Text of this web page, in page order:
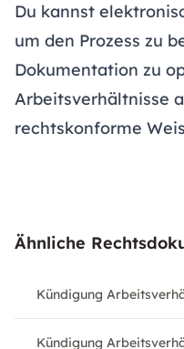
Du kannst
um den Prozess zu
Dokumentation zu
Arbeitsverhältnisse
rechtskonforme
Ähnliche
Kündigung
Kündigung